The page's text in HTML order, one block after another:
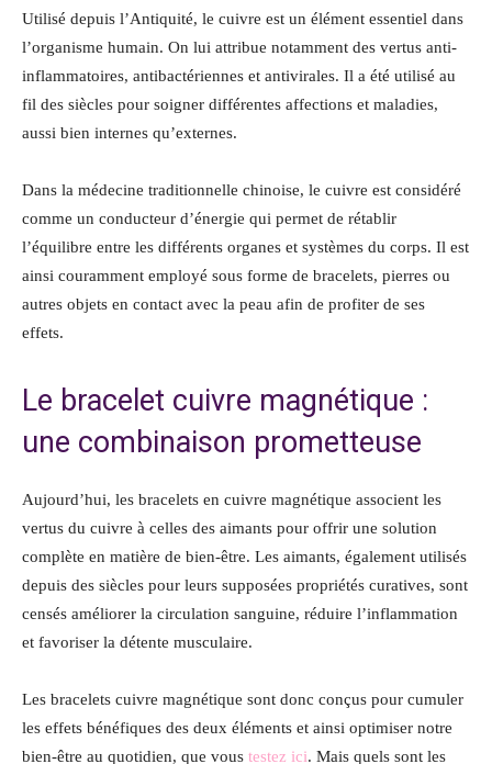
Utilisé depuis l’Antiquité, le cuivre est un élément essentiel dans
l’organisme humain. On lui attribue notamment des vertus anti-
inflammatoires, antibactériennes et antivirales. Il a été utilisé au
fil des siècles pour soigner différentes affections et maladies,
aussi bien internes qu’externes.
Dans la médecine traditionnelle chinoise, le cuivre est considéré
comme un conducteur d’énergie qui permet de rétablir
l’équilibre entre les différents organes et systèmes du corps. Il est
ainsi couramment employé sous forme de bracelets, pierres ou
autres objets en contact avec la peau afin de profiter de ses
effets.
Le bracelet cuivre magnétique :
une combinaison prometteuse
Aujourd’hui, les bracelets en cuivre magnétique associent les
vertus du cuivre à celles des aimants pour offrir une solution
complète en matière de bien-être. Les aimants, également utilisés
depuis des siècles pour leurs supposées propriétés curatives, sont
censés améliorer la circulation sanguine, réduire l’inflammation
et favoriser la détente musculaire.
Les bracelets cuivre magnétique sont donc conçus pour cumuler
les effets bénéfiques des deux éléments et ainsi optimiser notre
bien-être au quotidien, que vous testez ici. Mais quels sont les